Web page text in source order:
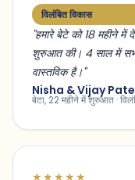
विलंबित विकास
"हमारे बेटे को 18 महीने
शुरुआत की। 4 साल में सभी
वास्तविक है।"
Nisha & Vijay
बेटा, 22 महीने में शुरुआत ·
★★★★★